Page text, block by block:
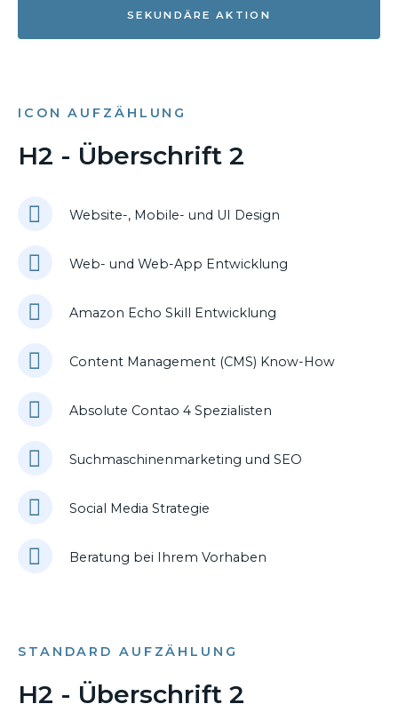
SEKUNDÄRE AKTION
ICON AUFZÄHLUNG
H2 - Überschrift 2
Website-, Mobile- und UI Design
Web- und Web-App Entwicklung
Amazon Echo Skill Entwicklung
Content Management (CMS) Know-How
Absolute Contao 4 Spezialisten
Suchmaschinenmarketing und SEO
Social Media Strategie
Beratung bei Ihrem Vorhaben
STANDARD AUFZÄHLUNG
H2 - Überschrift 2